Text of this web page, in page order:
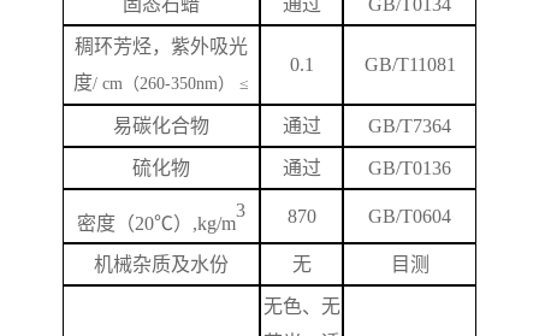
稠环芳烃，紫外吸光
度/ cm（260-350nm） ≤
0.1 GB/T11081
易碳化合物 通过 GB/T7364
硫化物 通过 GB/T0136
密度（20℃）,kg/m
3 870 GB/T0604
机械杂质及水份 无 目测
无色、无